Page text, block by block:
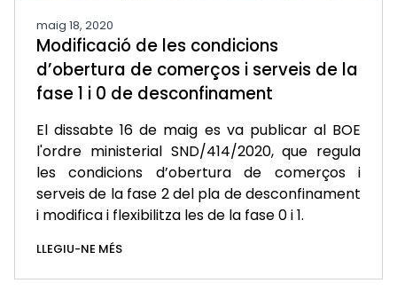
maig 18, 2020
Modificació de les condicions
d’obertura de comerços i serveis de la
fase 1 i 0 de desconfinament
El dissabte 16 de maig es va publicar al BOE
l'ordre ministerial SND/414/2020, que regula
les condicions d’obertura de comerços i
serveis de la fase 2 del pla de desconfinament
i modifica i flexibilitza les de la fase 0 i 1.
LLEGIU-NE MÉS